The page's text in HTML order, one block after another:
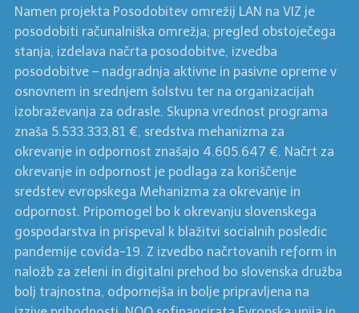
Namen projekta Posodobitev omrežij LAN na VIZ je
posodobiti računalniška omrežja; pregled obstoječega
stanja, izdelava načrta posodobitve, izvedba
posodobitve – nadgradnja aktivne in pasivne opreme v
osnovnem in srednjem šolstvu ter na organizacijah
izobraževanja za odrasle. Skupna vrednost programa
znaša 5.533.333,81 €, sredstva mehanizma za
okrevanje in odpornost znašajo 4.605.647 €. Načrt za
okrevanje in odpornost je podlaga za koriščenje
sredstev evropskega Mehanizma za okrevanje in
odpornost. Pripomogel bo k okrevanju slovenskega
gospodarstva in prispeval k blažitvi socialnih posledic
pandemije covida-19. Z izvedbo načrtovanih reform in
naložb za zeleni in digitalni prehod bo slovenska družba
bolj trajnostna, odpornejša in bolje pripravljena na